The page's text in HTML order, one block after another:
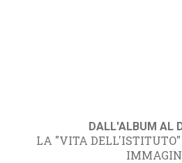
DALL'ALBUM AL
LA "VITA DELL'ISTITUTO"